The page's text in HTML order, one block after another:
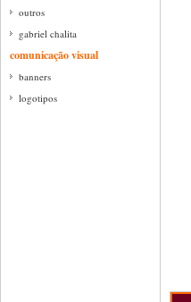
outros
gabriel chalita
comunicação visual
banners
logotipos